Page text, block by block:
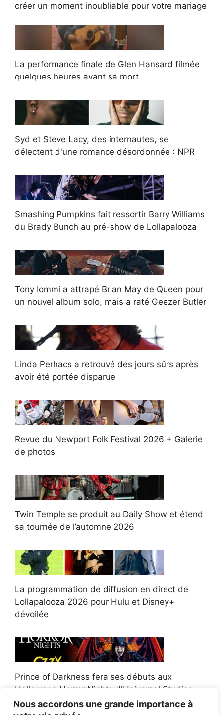
Nous accordons une grande importance à
créer un moment inoubliable pour votre mariage
La performance finale de Glen Hansard filmée
quelques heures avant sa mort
Syd et Steve Lacy, des internautes, se
délectent d'une romance désordonnée : NPR
Smashing Pumpkins fait ressortir Barry Williams
du Brady Bunch au pré-show de Lollapalooza
Tony Iommi a attrapé Brian May de Queen pour
un nouvel album solo, mais a raté Geezer Butler
Linda Perhacs a retrouvé des jours sûrs après
avoir été portée disparue
Revue du Newport Folk Festival 2026 + Galerie
de photos
Twin Temple se produit au Daily Show et étend
sa tournée de l’automne 2026
La programmation de diffusion en direct de
Lollapalooza 2026 pour Hulu et Disney+
dévoilée
Prince of Darkness fera ses débuts aux
Halloween Horror Nights d'Universal Studios